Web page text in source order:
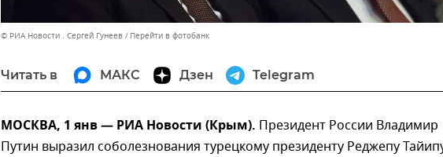
© РИА Новости . Сергей Гунеев Перейти в фотобанк
Читать в МАКС Дзен Telegram
МОСКВА, 1 янв — РИА Новости (Крым). Президент России Владимир
Путин выразил соболезнования турецкому президенту Реджепу